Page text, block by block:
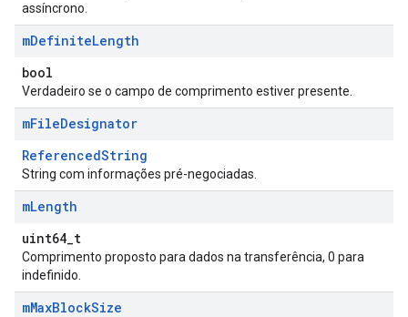
assíncrono.
mDefiniteLength
bool
Verdadeiro se o campo de comprimento estiver presente.
mFileDesignator
ReferencedString
String com informações pré-negociadas.
mLength
uint64_t
Comprimento proposto para dados na transferência, 0 para
indefinido.
mMaxBlockSize